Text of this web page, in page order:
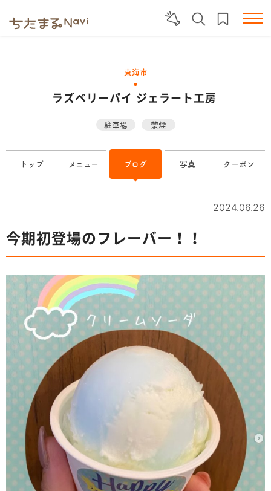
東海市
ラズベリーパイ ジェラート工房
駐車場 禁煙
トップ メニュー ブログ 写真 クーポン
2024.06.26
今期初登場のフレーバー！！